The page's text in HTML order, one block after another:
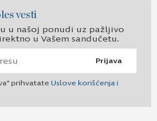
vesti
u našoj ponudi uz pažljivo
u Vašem sandučetu.
Prijava
prihvatate Uslove korišćenja i